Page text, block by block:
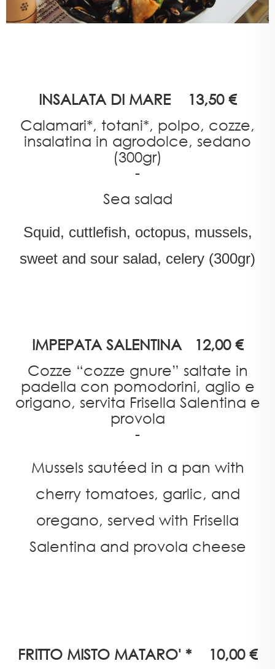
INSALATA DI MARE 13,50 €
Calamari*, totani*, polpo, cozze,
insalatina in agrodolce, sedano
(300gr)
-
Sea salad
Squid, cuttlefish, octopus, mussels,
sweet and sour salad, celery (300gr)
IMPEPATA SALENTINA 12,00 €
Cozze “cozze gnure” saltate in
padella con pomodorini, aglio e
origano, servita Frisella Salentina e
provola
-
Mussels sautéed in a pan with
cherry tomatoes, garlic, and
oregano, served with Frisella
Salentina and provola cheese
FRITTO MISTO MATARO' * 10,00 €